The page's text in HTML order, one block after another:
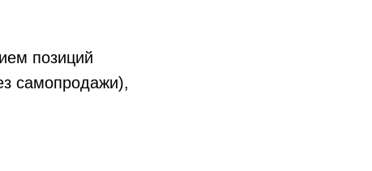
позиций
самопродажи),